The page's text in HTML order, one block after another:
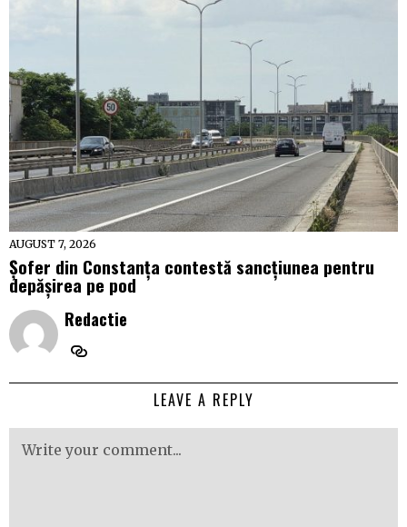
AUGUST 7, 2026
Șofer din Constanța contestă sancțiunea pentru
depășirea pe pod
Redactie
LEAVE A REPLY